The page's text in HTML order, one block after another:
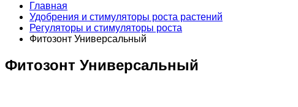
Главная
Удобрения и стимуляторы роста растений
Регуляторы и стимуляторы роста
Фитозонт Универсальный
Фитозонт Универсальный